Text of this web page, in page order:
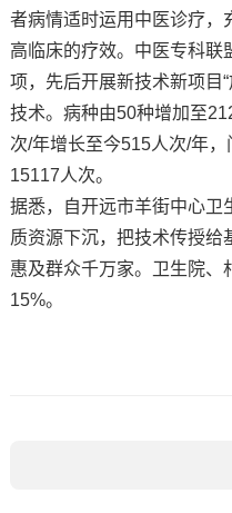
者病情适时运用中医诊疗，
高临床的疗效。中医专科
项，先后开展新技术新项目
技术。病种由50种增加至
次/年增长至今515人次/年
15117人次。
据悉，自开远市羊街中心卫
质资源下沉，把技术传授给
惠及群众千万家。卫生院、
15%。